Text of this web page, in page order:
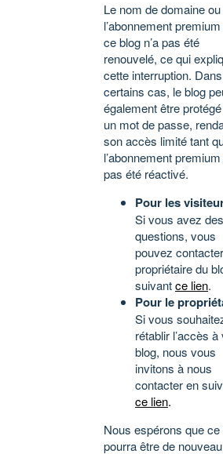
Le nom de domaine ou
l’abonnement
ce blog n’a pas été
renouvelé, ce qui
cette interruption. Dans
certains cas, le blog
également être
un mot de passe,
son accès limité tant
l’abonnement premium
pas été réactivé.
Pour les
Si vous avez des
questions, vous
pouvez
propriétaire du
suivantce lien.
Pour le
Si vous
rétablir l’accès à
blog, nous vous
invitons à nous
contacter en
ce lien.
Nous espérons que ce
pourra être de nouveau